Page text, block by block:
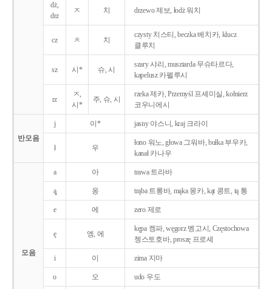
dż,
drz
ㅈ 치 drzewo 제보, łodż 워치
cz ㅊ 치
czysty 치스티, beczka 베치카, klucz
클루치
sz 시* 슈, 시
szary 샤리, musztarda 무슈타르다,
kapelusz 카펠루시
rz
ㅈ,
시*
주, 슈, 시
rzeka 제카, Przemyśl 프셰미실, kołnierz
코우니에시
반모음
j 이* jasny 야스니, kraj 크라이
ł 우
łono 워노, głowa 그워바, bułka 부우카,
kanał 카나우
모음
a 아 trawa 트라바
ą̨ 옹 trąba 트롱바, mąka 몽카, kąt 콩트, tą 통
e 에 zero 제로
ę 엥, 에
kępa 켕파, węgorz 벵고시, Częstochowa
쳉스토호바, proszę 프로셰
i 이 zima 지마
o 오 udo 우도